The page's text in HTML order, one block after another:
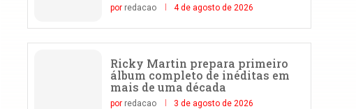
por redacao 4 de agosto de 2026
Ricky Martin prepara primeiro
álbum completo de inéditas em
mais de uma década
por redacao 3 de agosto de 2026